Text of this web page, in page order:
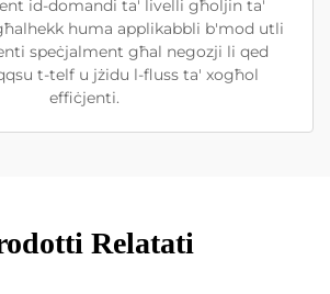
id-domandi ta' livelli għoljin ta'
huma applikabbli b'mod utli
speċjalment għal negozji li qed
t-telf u jżidu l-fluss ta' xogħol
effiċjenti.
Relatati